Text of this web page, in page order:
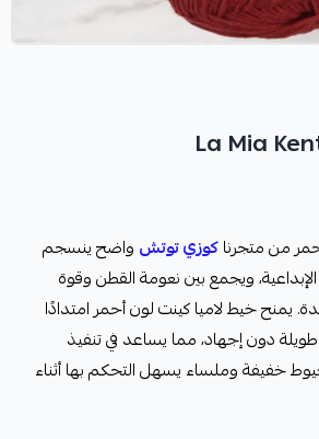
من متجرناكوزي توتش واضح ينسجم
ويجمع بين نعومة القطن وقوة
يمنح خيط لاميا كينت لون أحمر امتدادًا
دون إجهاد، مما يساعد في تنفيذ
خفيفة وملساء يسهل التحكم بها أثناء